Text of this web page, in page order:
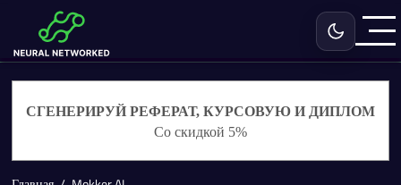
Включить
СГЕНЕРИРУЙ РЕФЕРАТ, КУРСОВУЮ И ДИПЛОМ
Со скидкой 5%